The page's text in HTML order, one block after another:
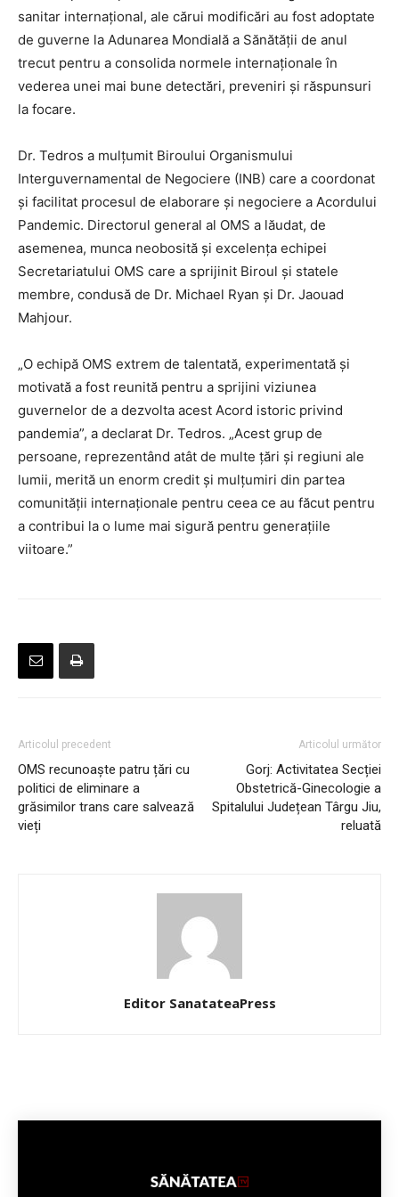
sanitar internațional, ale cărui modificări au fost adoptate
de guverne la Adunarea Mondială a Sănătății de anul
trecut pentru a consolida normele internaționale în
vederea unei mai bune detectări, preveniri și răspunsuri
la focare.
Dr. Tedros a mulțumit Biroului Organismului
Interguvernamental de Negociere (INB) care a coordonat
și facilitat procesul de elaborare și negociere a Acordului
Pandemic. Directorul general al OMS a lăudat, de
asemenea, munca neobosită și excelența echipei
Secretariatului OMS care a sprijinit Biroul și statele
membre, condusă de Dr. Michael Ryan și Dr. Jaouad
Mahjour.
„O echipă OMS extrem de talentată, experimentată și
motivată a fost reunită pentru a sprijini viziunea
guvernelor de a dezvolta acest Acord istoric privind
pandemia”, a declarat Dr. Tedros. „Acest grup de
persoane, reprezentând atât de multe țări și regiuni ale
lumii, merită un enorm credit și mulțumiri din partea
comunității internaționale pentru ceea ce au făcut pentru
a contribui la o lume mai sigură pentru generațiile
viitoare.”
Articolul precedent
OMS recunoaște patru țări cu
politici de eliminare a
grăsimilor trans care salvează
vieți
Articolul următor
Gorj: Activitatea Secției
Obstetrică-Ginecologie a
Spitalului Județean Târgu Jiu,
reluată
Editor SanatateaPress